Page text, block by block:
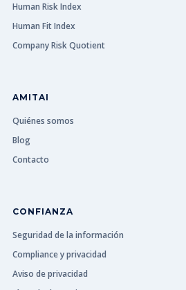
Human Risk Index
Human Fit Index
Company Risk Quotient
AMITAI
Quiénes somos
Blog
Contacto
CONFIANZA
Seguridad de la información
Compliance y privacidad
Aviso de privacidad